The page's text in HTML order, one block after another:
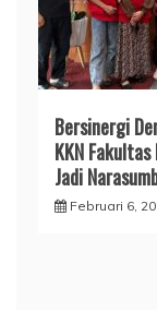
Bersinergi
KKN
Jadi
Februari 6,